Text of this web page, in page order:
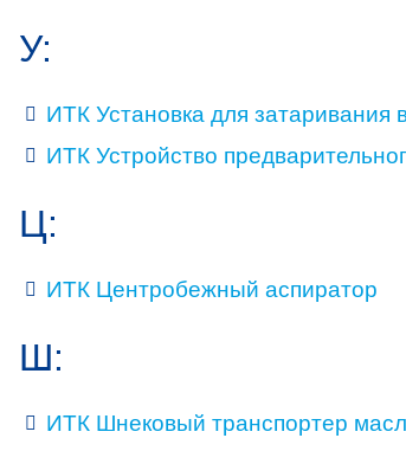
У:
ИТК Установка для затаривания
ИТК Устройство
Ц:
ИТК Центробежный аспиратор
Ш:
ИТК Шнековый транспортер